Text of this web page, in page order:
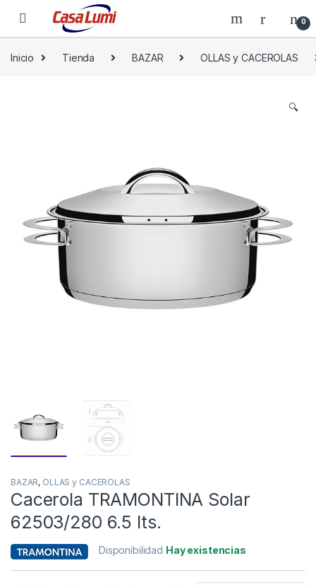
0
Inicio Tienda BAZAR OLLAS y CACEROLAS
🔍
BAZAR, OLLAS y CACEROLAS
Cacerola TRAMONTINA Solar
62503/280 6.5 lts.
Disponibilidad Hay existencias